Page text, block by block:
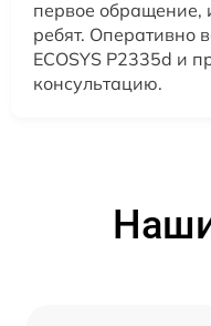
первое обращение,
ребят. Оперативно
ECOSYS P2335d и
консультацию.